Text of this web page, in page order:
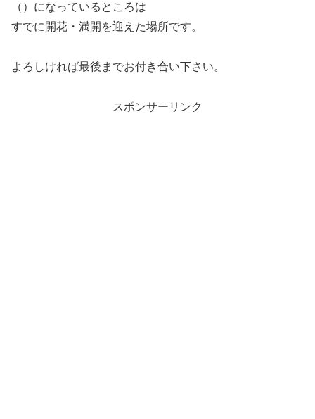
（）になっているところは
すでに開花・満開を迎えた場所です。
よろしければ最後までお付き合い下さい。
スポンサーリンク